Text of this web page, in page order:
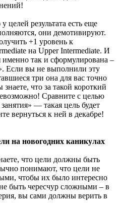
целей результата есть еще
они демотивируют.
+1 уровень к
на Upper Intermediate. И
именно так и сформулирована –
Если вы не выполнили эту
три она для вас точно
что за такой короткий
Сравните с целью
— такая цель будет
вернуться к ней в декабре!
на новогодних каникулах
что цели должны быть
понимают, что цели не
чтобы их было интересно
быть чересчур сложными – в
вы сами должны верить в